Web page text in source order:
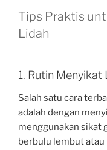
Tips Praktis
Lidah
1. Rutin Menyikat
Salah satu cara
adalah dengan
menggunakan sikat
berbulu lembut atau